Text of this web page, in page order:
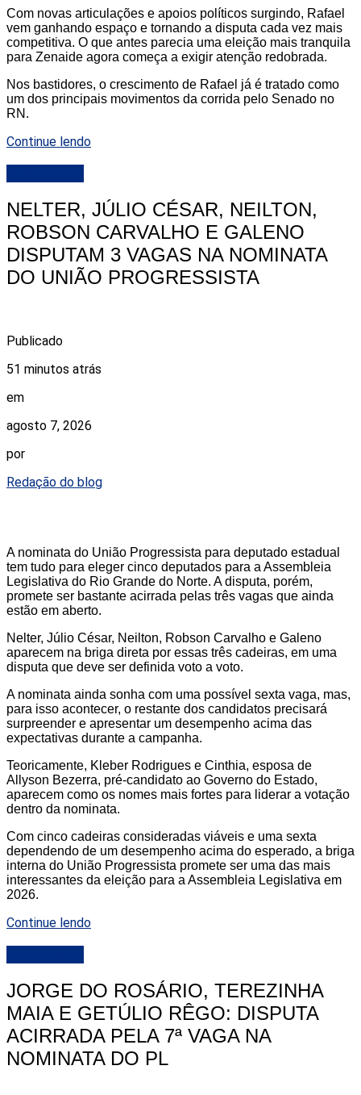
Com novas articulações e apoios políticos surgindo, Rafael
vem ganhando espaço e tornando a disputa cada vez mais
competitiva. O que antes parecia uma eleição mais tranquila
para Zenaide agora começa a exigir atenção redobrada.
Nos bastidores, o crescimento de Rafael já é tratado como
um dos principais movimentos da corrida pelo Senado no
RN.
Continue lendo
NELTER, JÚLIO CÉSAR, NEILTON,
ROBSON CARVALHO E GALENO
DISPUTAM 3 VAGAS NA NOMINATA
DO UNIÃO PROGRESSISTA
Publicado
51 minutos atrás
em
agosto 7, 2026
por
Redação do blog
A nominata do União Progressista para deputado estadual
tem tudo para eleger cinco deputados para a Assembleia
Legislativa do Rio Grande do Norte. A disputa, porém,
promete ser bastante acirrada pelas três vagas que ainda
estão em aberto.
Nelter, Júlio César, Neilton, Robson Carvalho e Galeno
aparecem na briga direta por essas três cadeiras, em uma
disputa que deve ser definida voto a voto.
A nominata ainda sonha com uma possível sexta vaga, mas,
para isso acontecer, o restante dos candidatos precisará
surpreender e apresentar um desempenho acima das
expectativas durante a campanha.
Teoricamente, Kleber Rodrigues e Cinthia, esposa de
Allyson Bezerra, pré-candidato ao Governo do Estado,
aparecem como os nomes mais fortes para liderar a votação
dentro da nominata.
Com cinco cadeiras consideradas viáveis e uma sexta
dependendo de um desempenho acima do esperado, a briga
interna do União Progressista promete ser uma das mais
interessantes da eleição para a Assembleia Legislativa em
2026.
Continue lendo
JORGE DO ROSÁRIO, TEREZINHA
MAIA E GETÚLIO RÊGO: DISPUTA
ACIRRADA PELA 7ª VAGA NA
NOMINATA DO PL